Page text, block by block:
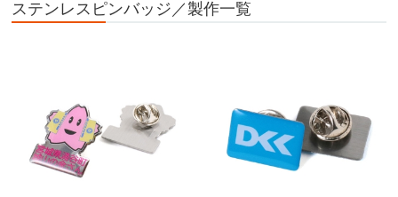
ステンレスピンバッジ／製作一覧